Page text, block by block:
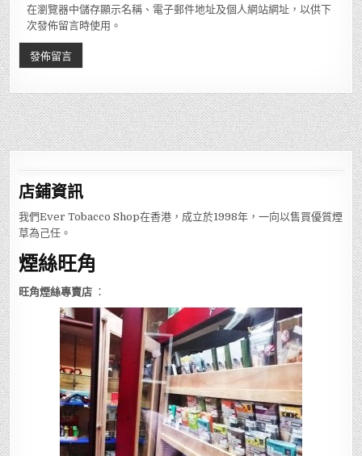
在瀏覽器中儲存顯示名稱、電子郵件地址及個人網站網址，以供下
次發佈留言時使用。
店鋪資訊
我們Ever Tobacco Shop在香港，成立於1998年，一向以售買優質煙
草為己任。
煙絲旺角
旺角煙絲專賣店 ：